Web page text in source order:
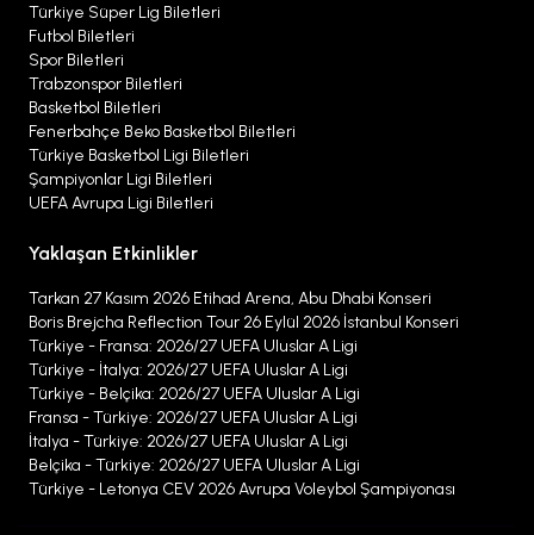
Türkiye Süper Lig Biletleri
Futbol Biletleri
Spor Biletleri
Trabzonspor Biletleri
Basketbol Biletleri
Fenerbahçe Beko Basketbol Biletleri
Türkiye Basketbol Ligi Biletleri
Şampiyonlar Ligi Biletleri
UEFA Avrupa Ligi Biletleri
Yaklaşan Etkinlikler
Tarkan 27 Kasım 2026 Etihad Arena, Abu Dhabi Konseri
Boris Brejcha Reflection Tour 26 Eylül 2026 İstanbul Konseri
Türkiye - Fransa: 2026/27 UEFA Uluslar A Ligi
Türkiye - İtalya: 2026/27 UEFA Uluslar A Ligi
Türkiye - Belçika: 2026/27 UEFA Uluslar A Ligi
Fransa - Türkiye: 2026/27 UEFA Uluslar A Ligi
İtalya - Türkiye: 2026/27 UEFA Uluslar A Ligi
Belçika - Türkiye: 2026/27 UEFA Uluslar A Ligi
Türkiye - Letonya CEV 2026 Avrupa Voleybol Şampiyonası